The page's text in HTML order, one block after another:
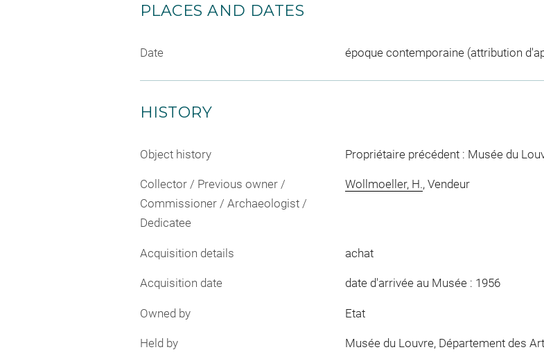
PLACES AND DATES
Date époque contemporaine (attribution
HISTORY
Object history Propriétaire précédent : Musée du
Collector / Previous owner /
Commissioner / Archaeologist /
Dedicatee
Wollmoeller, H., Vendeur
Acquisition details achat
Acquisition date date d'arrivée au Musée : 1956
Owned by Etat
Held by Musée du Louvre, Département des